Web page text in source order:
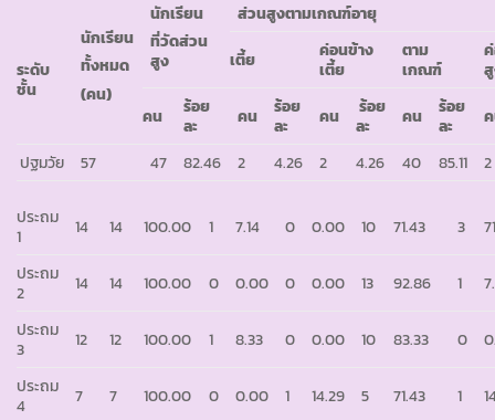
ระดับ
ชั้น
นักเรียน
ทั้งหมด
(คน)
นักเรียน
ที่วัดส่วน
สูง
ส่วนสูงตามเกณฑ์อายุ
เตี้ย
ค่อนข้าง
เตี้ย
ตาม
เกณฑ์
คน
ร้อย
ละ
คน
ร้อย
ละ
คน
ร้อย
ละ
คน
ร้อย
ละ
ปฐมวัย
57 47 82.46 2 4.26 2 4.26 40 85.11 2
ประถม
1
14 14 100.00 1 7.14 0 0.00 10 71.43 3
ประถม
2
14 14 100.00 0 0.00 0 0.00 13 92.86 1
ประถม
3
12 12 100.00 1 8.33 0 0.00 10 83.33 0
ประถม
4
7 7 100.00 0 0.00 1 14.29 5 71.43 1